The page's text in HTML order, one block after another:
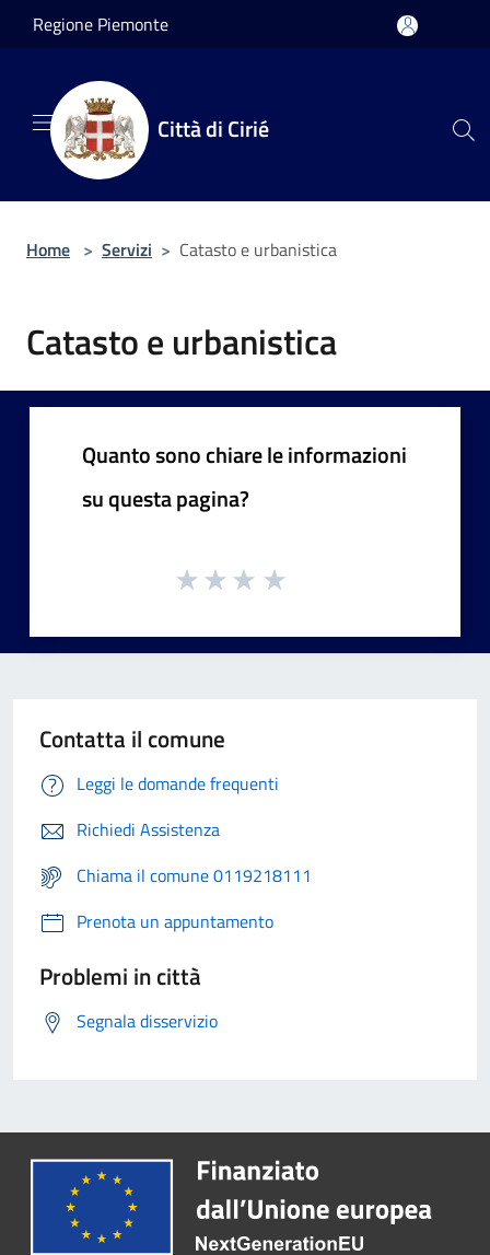
Salta al contenuto principale
Regione Piemonte
Città di Cirié
Home > Servizi > Catasto e urbanistica
Catasto e urbanistica
Quanto sono chiare le informazioni
su questa pagina?
Contatta il comune
Leggi le domande frequenti
Richiedi Assistenza
Chiama il comune 0119218111
Prenota un appuntamento
Problemi in città
Segnala disservizio